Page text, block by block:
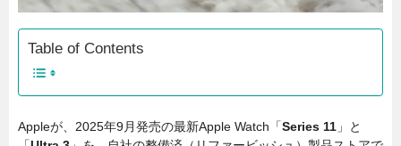
Table of Contents
Appleが、2025年9月発売の最新Apple Watch「Series 11 」と